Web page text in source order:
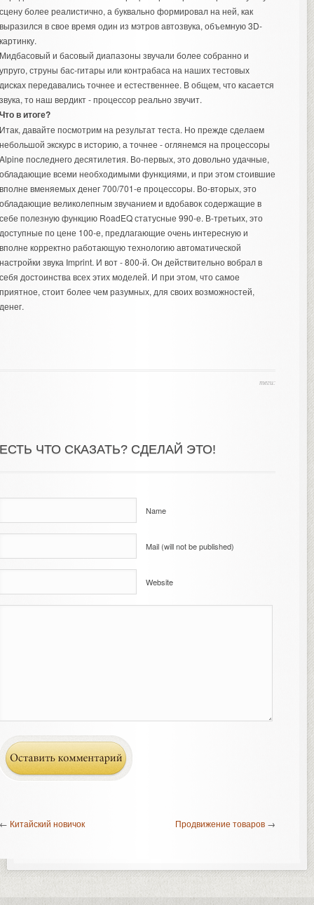
более реалистично, а буквально формировал на ней, как
в свое время один из мэтров автозвука, объемную 3D-
и басовый диапазоны звучали более собранно и
струны бас-гитары или контрабаса на наших тестовых
передавались точнее и естественнее. В общем, что касается
то наш вердикт - процессор реально звучит.
в итоге?
давайте посмотрим на результат теста. Но прежде сделаем
экскурс в историю, а точнее - оглянемся на процессоры
последнего десятилетия. Во-первых, это довольно удачные,
всеми необходимыми функциями, и при этом стоившие
вменяемых денег 700/701-е процессоры. Во-вторых, это
великолепным звучанием и вдобавок содержащие в
полезную функцию RoadEQ статусные 990-е. В-третьих, это
по цене 100-е, предлагающие очень интересную и
корректно работающую технологию автоматической
звука Imprint. И вот - 800-й. Он действительно вобрал в
достоинства всех этих моделей. И при этом, что самое
стоит более чем разумных, для своих возможностей,
теги:
ЧТО СКАЗАТЬ? СДЕЛАЙ ЭТО!
Name
Mail (will not be published)
Website
Китайский новичок Продвижение товаров →